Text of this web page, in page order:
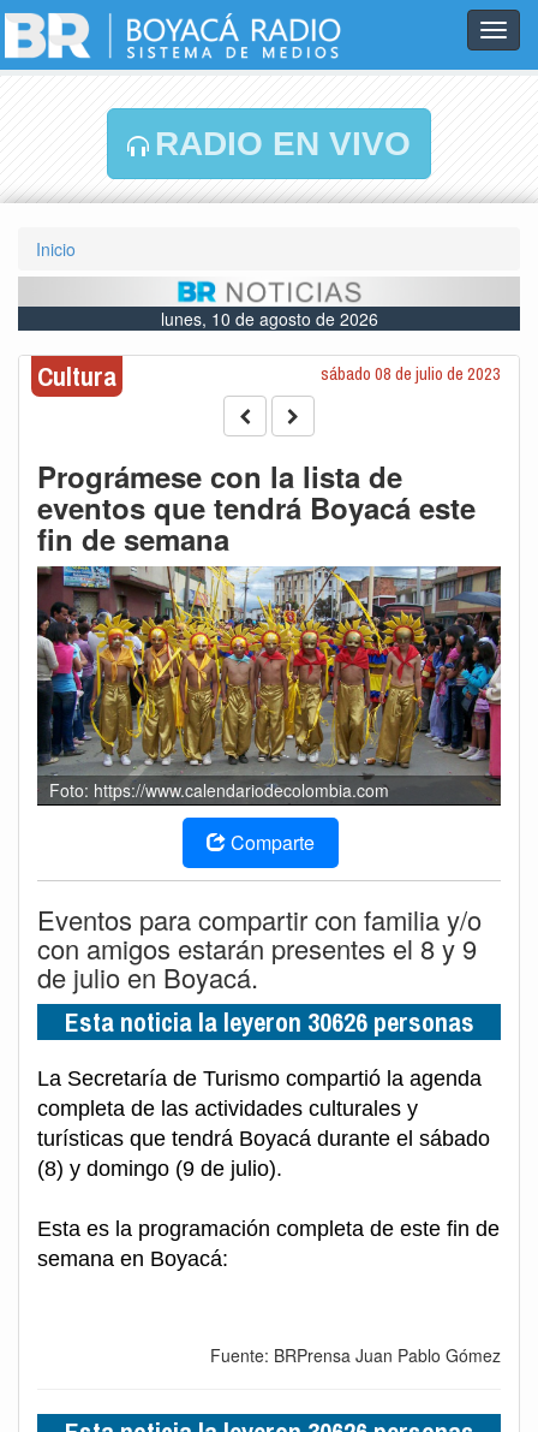
RADIO EN VIVO
Inicio
lunes, 10 de agosto de 2026
Cultura sábado 08 de julio de 2023
Prográmese con la lista de
eventos que tendrá Boyacá este
fin de semana
Foto: https://www.calendariodecolombia.com
Comparte
Eventos para compartir con familia y/o
con amigos estarán presentes el 8 y 9
de julio en Boyacá.
Esta noticia la leyeron 30626 personas
La Secretaría de Turismo compartió la agenda
completa de las actividades culturales y
turísticas que tendrá Boyacá durante el sábado
(8) y domingo (9 de julio).
Esta es la programación completa de este fin de
semana en Boyacá:
Fuente: BRPrensa Juan Pablo Gómez